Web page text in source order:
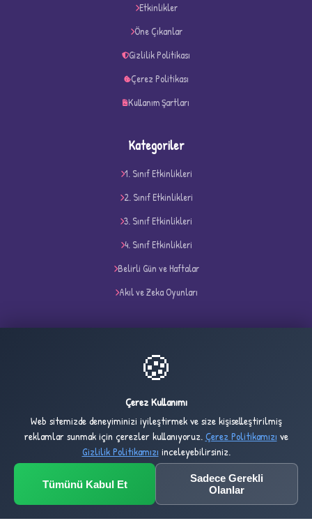
D
Etkinlikler
Öne Çıkanlar
Gizlilik Politikası
Çerez Politikası
Kullanım Şartları
Kategoriler
1. Sınıf Etkinlikleri
2. Sınıf Etkinlikleri
3. Sınıf Etkinlikleri
4. Sınıf Etkinlikleri
Belirli Gün ve Haftalar
Akıl ve Zeka Oyunları
ONLINE
1,038
BUGÜN
2,734 1,023,916
🍪
Çerez Kullanımı
Web sitemizde deneyiminizi iyileştirmek ve size kişiselleştirilmiş
reklamlar sunmak için çerezler kullanıyoruz.Çerez Politikamızı ve
Gizlilik Politikamızı inceleyebilirsiniz.
Tümünü Kabul Et
Sadece Gerekli
Olanlar